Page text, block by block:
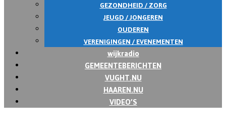
GEZONDHEID / ZORG
JEUGD / JONGEREN
OUDEREN
VERENIGINGEN / EVENEMENTEN
wijkradio
GEMEENTEBERICHTEN
VUGHT.NU
HAAREN.NU
VIDEO’S